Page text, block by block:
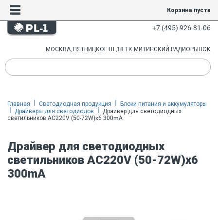
Корзина пуста
+7 (495) 926-81-06
МОСКВА, ПЯТНИЦКОЕ Ш.,18 ТК МИТИНСКИЙ РАДИОРЫНОК
Главная Светодиодная продукция
Блоки питания и аккумуляторы
Драйверы для светодиодов
Драйвер для светодиодных
светильников AC220V (50-72W)x6 300mA
Драйвер для светодиодных
светильников AC220V (50-72W)x6
300mA